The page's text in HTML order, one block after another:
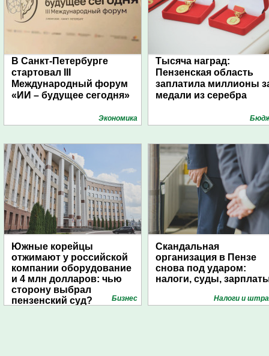
В Санкт-Петербурге
стартовал III
Международный форум
«ИИ – будущее сегодня»
Экономика
Тысяча наград:
Пензенская область
заплатила миллионы
медали из серебра
Южные корейцы
отжимают у российской
компании оборудование
и 4 млн долларов: чью
сторону выбрал
пензенский суд?
Бизнес
Скандальная
организация в Пензе
снова под ударом:
налоги, суды,
Налоги и